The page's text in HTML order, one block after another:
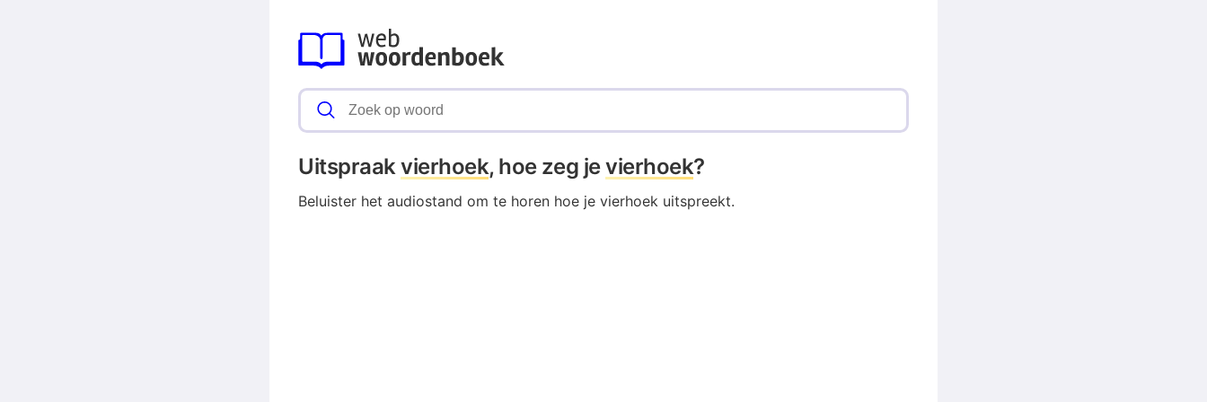
Uitspraakvierhoek, hoe zeg jevierhoek?
Beluister het audiostand om te horen hoe je vierhoek uitspreekt.